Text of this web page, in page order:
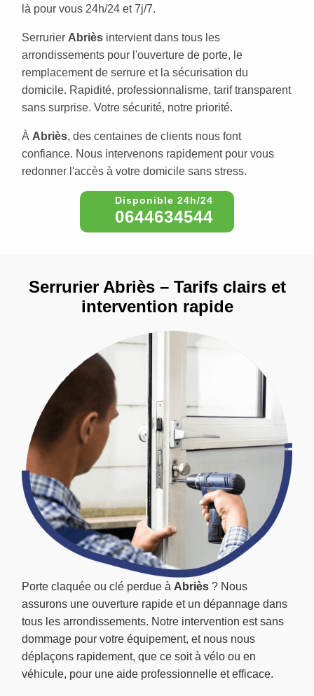
là pour vous 24h/24 et 7j/7.
Serrurier Abriès intervient dans tous les
arrondissements pour l'ouverture de porte, le
remplacement de serrure et la sécurisation du
domicile. Rapidité, professionnalisme, tarif transparent
sans surprise. Votre sécurité, notre priorité.
À Abriès, des centaines de clients nous font
confiance. Nous intervenons rapidement pour vous
redonner l'accès à votre domicile sans stress.
0644634544
Porte claquée ou clé perdue à Abriès ? Nous
assurons une ouverture rapide et un dépannage dans
tous les arrondissements. Notre intervention est sans
dommage pour votre équipement, et nous nous
déplaçons rapidement, que ce soit à vélo ou en
véhicule, pour une aide professionnelle et efficace.
Serrurier Abriès – Tarifs clairs et
intervention rapide